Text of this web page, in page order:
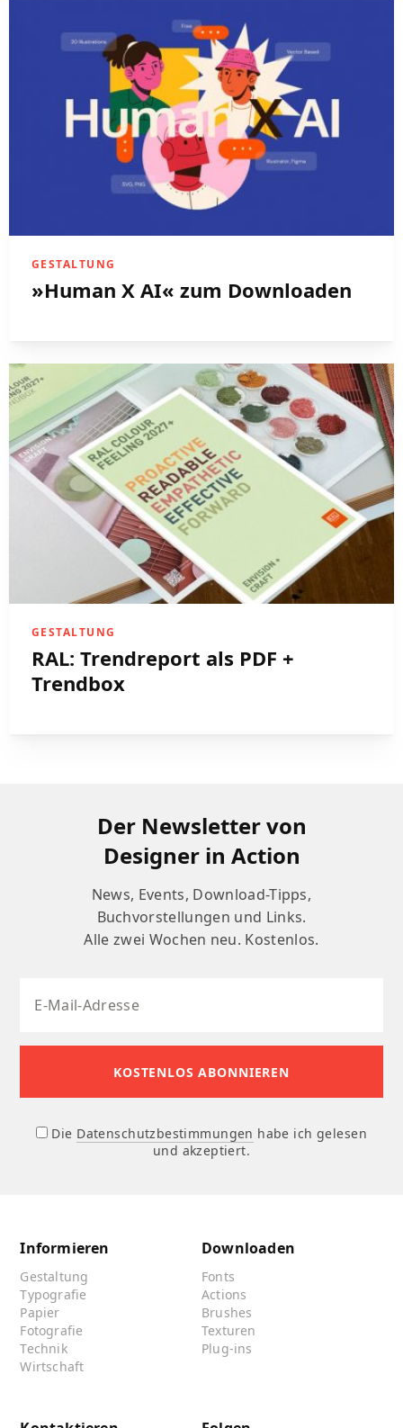
GESTALTUNG
»Human X AI« zum Downloaden
GESTALTUNG
RAL: Trendreport als PDF +
Trendbox
Der Newsletter von
Designer in Action
News, Events, Download-Tipps,
Buchvorstellungen und Links.
Alle zwei Wochen neu. Kostenlos.
Die Datenschutzbestimmungen habe ich gelesen
und akzeptiert.
Informieren
Gestaltung
Typografie
Papier
Fotografie
Technik
Wirtschaft
Downloaden
Fonts
Actions
Brushes
Texturen
Plug-ins